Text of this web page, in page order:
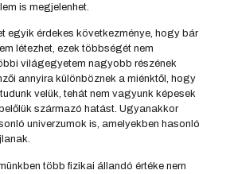
is megjelenhet.
egyik érdekes következménye, hogy bár
létezhet, ezek többségét nem
világegyetem nagyobb részének
annyira különböznek a miénktől, hogy
velük, tehát nem vagyunk képesek
származó hatást. Ugyanakkor
univerzumok is, amelyekben hasonló
több fizikai állandó értéke nem